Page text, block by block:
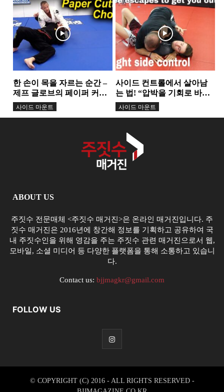
하는 핵심 원리
가드 스탠딩
한 손이 목을 자르는 순간 –
제프 글로브의 페이퍼 커터
초크...
사이드 마운트
사이드 컨트롤에서 살아남
는 법! “압박을 기회로 바꾸
는 3가지 탈출 기술”
사이드 마운트
ABOUT US
주짓수 전문매체 <주짓수 매거진>은 온라인 매거진입니다. 주
짓수 매거진은 2016년에 창간해 정보를 기획하고 공유하여 국
내 주짓수인을 위해 영감을 주는 주짓수 관련 매거진으로서 웹,
모바일, 소셜 미디어 등 다양한 플랫폼을 통해 소통하고 있습니
다.
Contact us: bjjmagkr@gmail.com
FOLLOW US
© COPYRIGHT (C) 2016 - ALL RIGHTS RESERVED -